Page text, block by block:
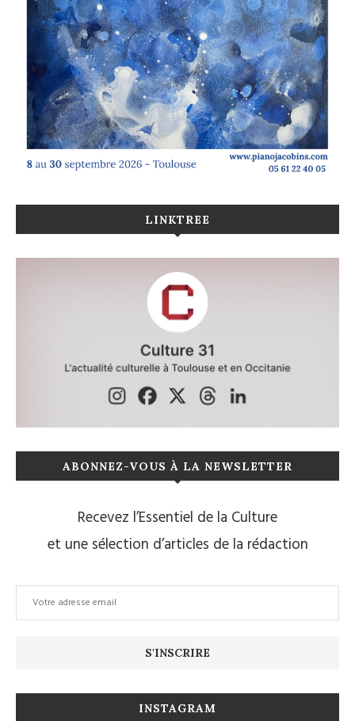
LINKTREE
ABONNEZ-VOUS À LA NEWSLETTER
Recevez l’Essentiel de la Culture
et une sélection d’articles de la rédaction
INSTAGRAM